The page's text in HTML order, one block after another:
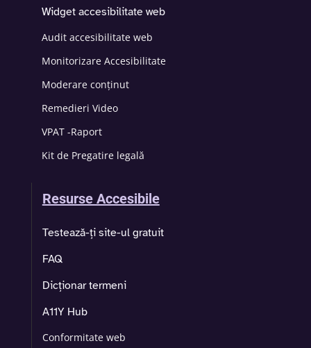
Widget accesibilitate web
Audit accesibilitate web
Monitorizare Accesibilitate
Moderare conținut
Remedieri Video
VPAT -Raport
Kit de Pregatire legală
Resurse Accesibile
Testează-ți site-ul gratuit
FAQ
Dicționar termeni
A11Y Hub
Conformitate web